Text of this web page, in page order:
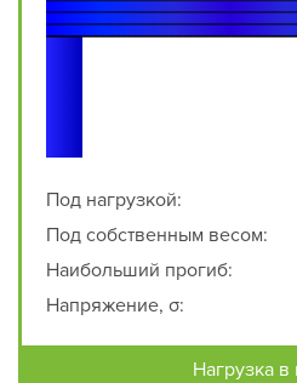
Под нагрузкой:
Под собственным весом:
Наибольший прогиб:
Напряжение, σ:
Нагрузка